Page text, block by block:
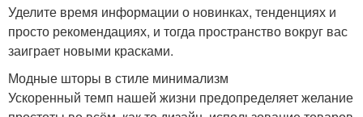
Уделите время информации о новинках, тенденциях и
просто рекомендациях, и тогда пространство вокруг вас
заиграет новыми красками.
Модные шторы в стиле минимализм
Ускоренный темп нашей жизни предопределяет желание